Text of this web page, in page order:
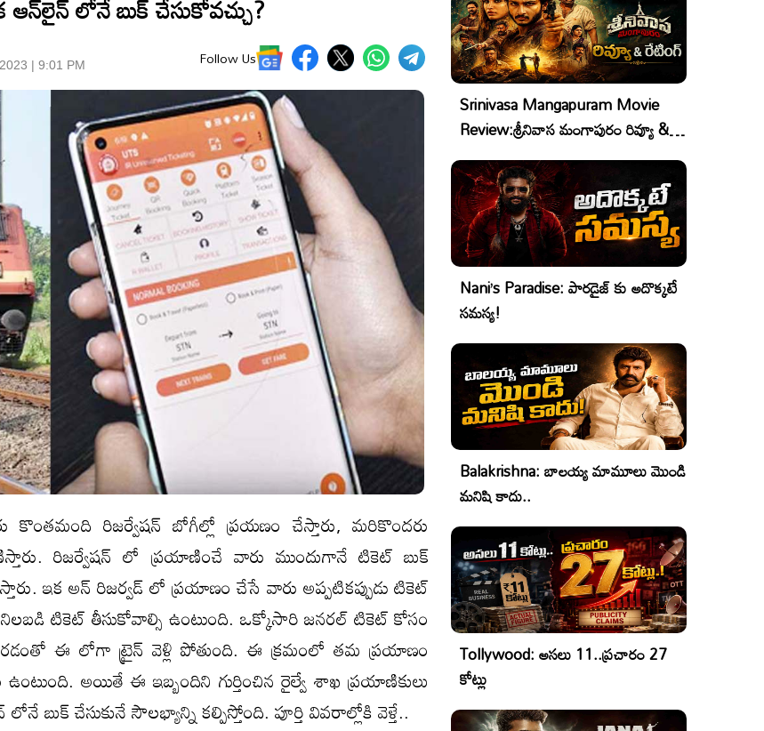
ఆన్‌లైన్ లోనే బుక్ చేసుకోవచ్చు?
| 9:01 PM Follow Us
కొంతమంది రిజర్వేషన్ బోగీల్లో ప్రయణం చేస్తారు, మరికొందరు
రిజర్వేషన్ లో ప్రయాణించే వారు ముందుగానే టికెట్ బుక్
ఇక అన్ రిజర్వడ్ లో ప్రయాణం చేసే వారు అప్పటికప్పుడు టికెట్
నిలబడి టికెట్ తీసుకోవాల్సి ఉంటుంది. ఒక్కోసారి జనరల్ టికెట్ కోసం
ఈ లోగా ట్రైన్ వెళ్లి పోతుంది. ఈ క్రమంలో తమ ప్రయాణం
అయితే ఈ ఇబ్బందిని గుర్తించిన రైల్వే శాఖ ప్రయాణికులు
బుక్ చేసుకునే సౌలభ్యాన్ని కల్పిస్తోంది. పూర్తి వివరాల్లోకి వెళ్తే..
Srinivasa Mangapuram Movie
Review:శ్రీనివాస మంగాపురం రివ్యూ &
రేటింగ్
Nani’s Paradise: పారడైజ్ కు అదొక్కటే
సమస్య!
Balakrishna: బాలయ్య మామూలు మొండి
మనిషి కాదు..
Tollywood: అసలు 11..ప్రచారం 27
కోట్లు